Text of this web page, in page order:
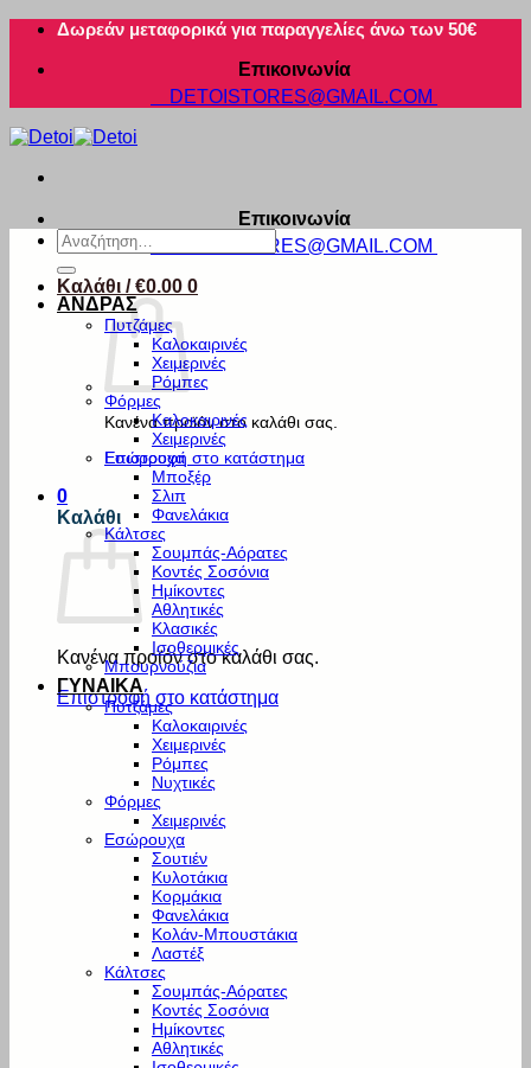
Μετάβαση
περιεχόμενο
Δωρεάν μεταφορικά για παραγγελίες άνω των 50€
Επικοινωνία
DETOISTORES@GMAIL.COM
Επικοινωνία
DETOISTORES@GMAIL.COM
Καλάθι /€0.00 0
Κανένα προϊόν στο καλάθι σας.
Επιστροφή στο κατάστημα
0
Καλάθι
Κανένα προϊόν στο καλάθι σας.
Επιστροφή στο κατάστημα
Αναζήτηση
για:
ΑΝΔΡΑΣ
Πυτζάμες
Καλοκαιρινές
Χειμερινές
Ρόμπες
Φόρμες
Καλοκαιρινές
Χειμερινές
Εσώρουχα
Μποξέρ
Σλιπ
Φανελάκια
Κάλτσες
Σουμπάς-Αόρατες
Κοντές Σοσόνια
Ημίκοντες
Αθλητικές
Κλασικές
Ισοθερμικές
Μπουρνούζια
ΓΥΝΑΙΚΑ
Πυτζάμες
Καλοκαιρινές
Χειμερινές
Ρόμπες
Νυχτικές
Φόρμες
Χειμερινές
Εσώρουχα
Σουτιέν
Κυλοτάκια
Κορμάκια
Φανελάκια
Κολάν-Μπουστάκια
Λαστέξ
Κάλτσες
Σουμπάς-Αόρατες
Κοντές Σοσόνια
Ημίκοντες
Αθλητικές